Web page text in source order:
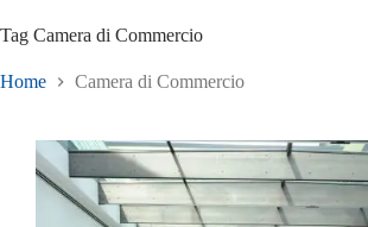
Tag Camera di Commercio
Home Camera di Commercio